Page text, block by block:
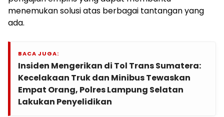
menemukan solusi atas berbagai tantangan yang
ada.
BACA JUGA:
Insiden Mengerikan di Tol Trans Sumatera:
Kecelakaan Truk dan Minibus Tewaskan
Empat Orang, Polres Lampung Selatan
Lakukan Penyelidikan